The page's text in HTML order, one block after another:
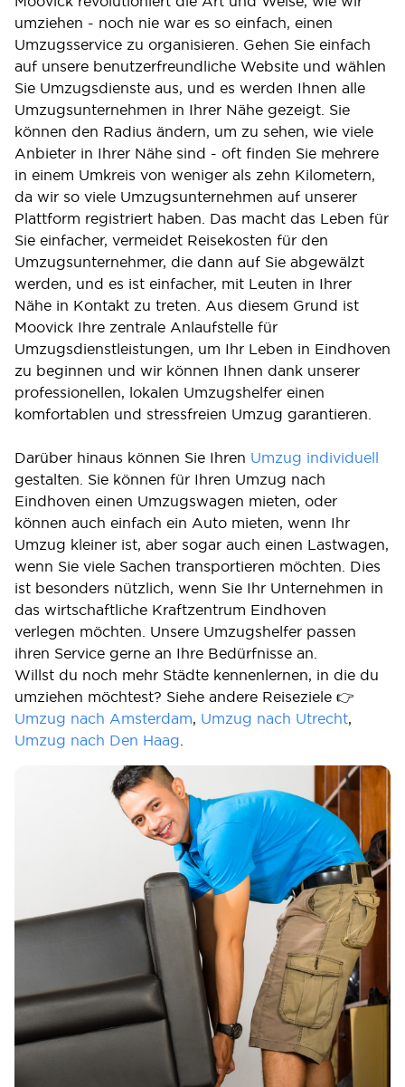
umziehen - noch nie war es so einfach, einen
Umzugsservice zu organisieren. Gehen Sie einfach
auf unsere benutzerfreundliche Website und wählen
Sie Umzugsdienste aus, und es werden Ihnen alle
Umzugsunternehmen in Ihrer Nähe gezeigt. Sie
können den Radius ändern, um zu sehen, wie viele
Anbieter in Ihrer Nähe sind - oft finden Sie mehrere
in einem Umkreis von weniger als zehn Kilometern,
da wir so viele Umzugsunternehmen auf unserer
Plattform registriert haben. Das macht das Leben für
Sie einfacher, vermeidet Reisekosten für den
Umzugsunternehmer, die dann auf Sie abgewälzt
werden, und es ist einfacher, mit Leuten in Ihrer
Nähe in Kontakt zu treten. Aus diesem Grund ist
Moovick Ihre zentrale Anlaufstelle für
Umzugsdienstleistungen, um Ihr Leben in Eindhoven
zu beginnen und wir können Ihnen dank unserer
professionellen, lokalen Umzugshelfer einen
komfortablen und stressfreien Umzug garantieren.
Darüber hinaus können Sie Ihren Umzug individuell
gestalten. Sie können für Ihren Umzug nach
Eindhoven einen Umzugswagen mieten, oder
können auch einfach ein Auto mieten, wenn Ihr
Umzug kleiner ist, aber sogar auch einen Lastwagen,
wenn Sie viele Sachen transportieren möchten. Dies
ist besonders nützlich, wenn Sie Ihr Unternehmen in
das wirtschaftliche Kraftzentrum Eindhoven
verlegen möchten. Unsere Umzugshelfer passen
ihren Service gerne an Ihre Bedürfnisse an.
Willst du noch mehr Städte kennenlernen, in die du
umziehen möchtest? Siehe andere Reiseziele 👉
Umzug nach Amsterdam, Umzug nach Utrecht,
Umzug nach Den Haag